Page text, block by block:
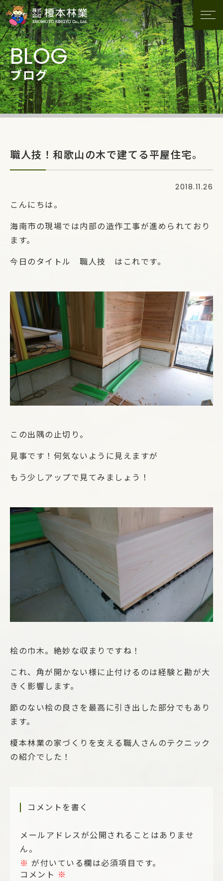
ブログ
職人技！和歌山の木で建てる平屋住宅。
2018.11.26
こんにちは。
海南市の現場では内部の造作工事が進められており
ます。
今日のタイトル 職人技 はこれです。
この出隅の止切り。
見事です！何気ないように見えますが
もう少しアップで見てみましょう！
桧の巾木。絶妙な収まりですね！
これ、角が開かない様に止付けるのは経験と勘が大
きく影響します。
節のない桧の良さを最高に引き出した部分でもあり
ます。
榎本林業の家づくりを支える職人さんのテクニック
の紹介でした！
コメントを書く
メールアドレスが公開されることはありませ
ん。
※ が付いている欄は必須項目です。
コメント ※